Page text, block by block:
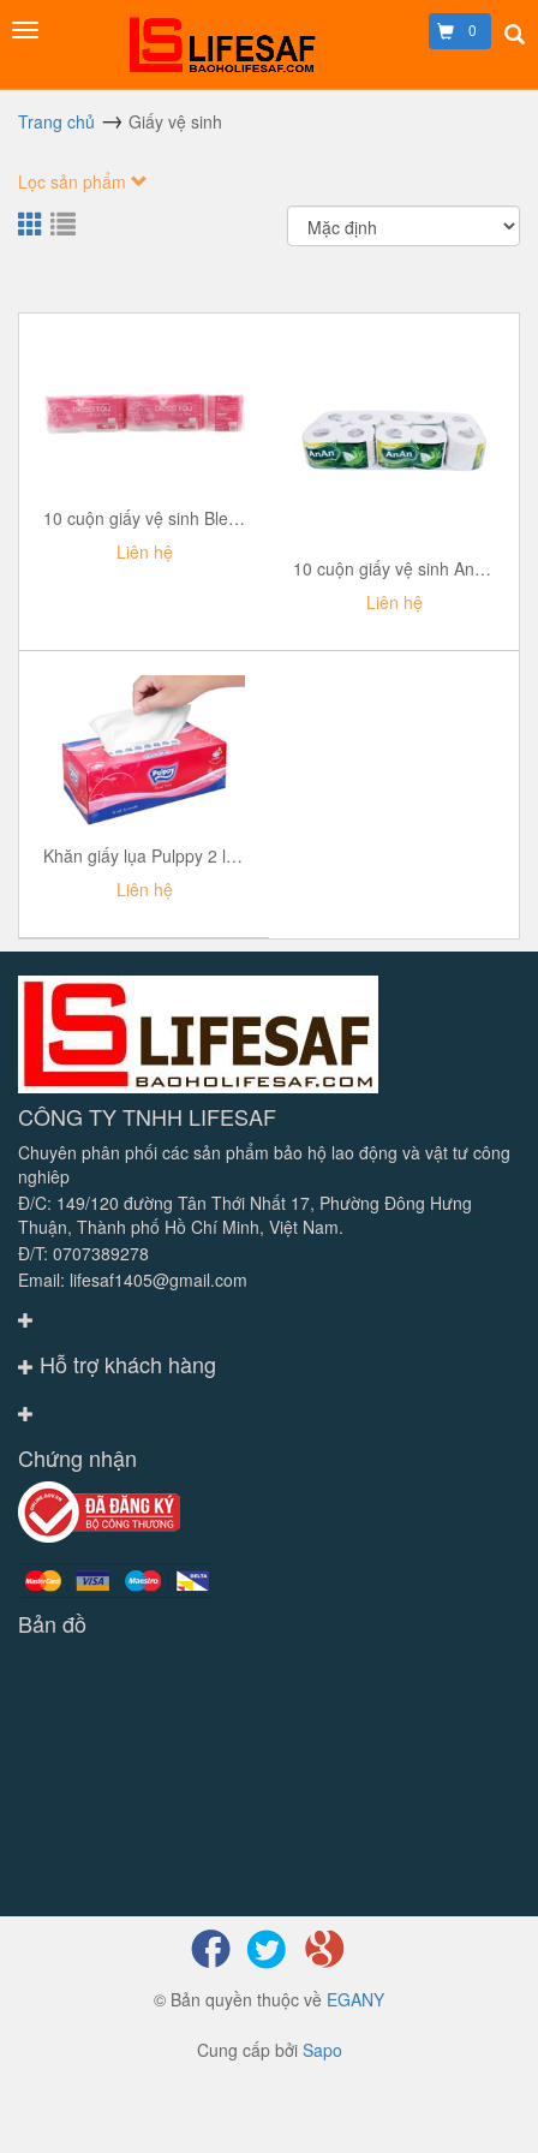
0
Trang chủ Giấy vệ sinh
Lọc sản phẩm
10 cuộn giấy vệ sinh Bless You À La Vie 2 lớp
Liên hệ
10 cuộn giấy vệ sinh An An 2 lớp (10cm x 12cm)
Liên hệ
Khăn giấy lụa Pulppy 2 lớp hộp 180 tờ
Liên hệ
CÔNG TY TNHH LIFESAF
Chuyên phân phối các sản phẩm bảo hộ lao động và vật tư công
nghiêp
Đ/C: 149/120 đường Tân Thới Nhất 17, Phường Đông Hưng
Thuận, Thành phố Hồ Chí Minh, Việt Nam.
Đ/T: 0707389278
Email: lifesaf1405@gmail.com
Hỗ trợ khách hàng
Chứng nhận
Bản đồ
© Bản quyền thuộc về EGANY
Cung cấp bởi Sapo